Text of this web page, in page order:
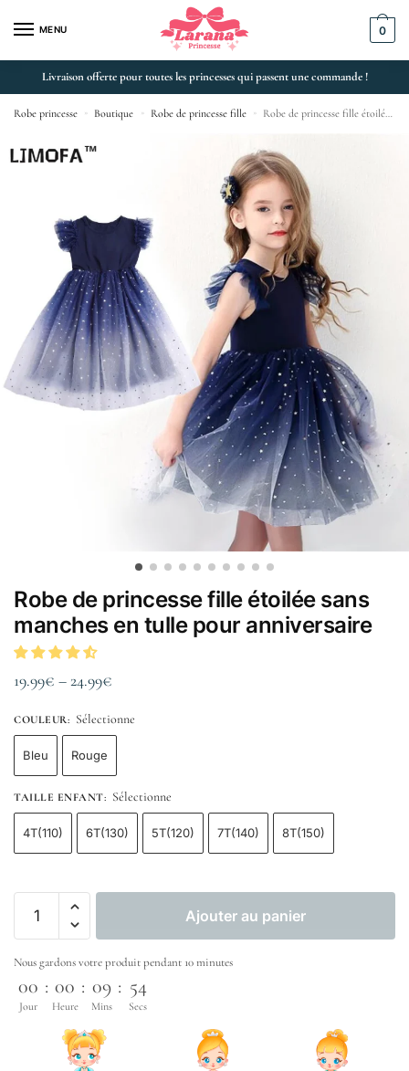
MENU 0
Livraison offerte pour toutes les princesses qui passent une commande !
Robe princesse » Boutique » Robe de princesse fille » Robe de princesse fille étoilée sans manches en tulle pour anniversaire
Robe de princesse fille étoilée sans
manches en tulle pour anniversaire
19.99€ –24.99€
COULEUR: Sélectionne
Bleu Rouge
TAILLE ENFANT: Sélectionne
4T(110) 6T(130) 5T(120) 7T(140) 8T(150)
Ajouter au panier
Nous gardons votre produit pendant 10 minutes
00
Jour
: 00
Heure
: 09
Mins
: 53
Secs